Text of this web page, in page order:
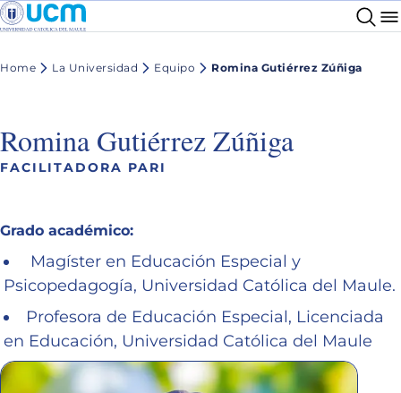
Home La Universidad Equipo Romina Gutiérrez Zúñiga
Romina Gutiérrez Zúñiga
FACILITADORA PARI
Grado académico:
Magíster en Educación Especial y
Psicopedagogía, Universidad Católica del Maule.
Profesora de Educación Especial, Licenciada
en Educación, Universidad Católica del Maule